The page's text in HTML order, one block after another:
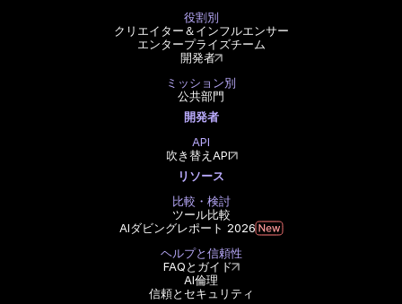
役割別
クリエイター＆インフルエンサー
エンタープライズチーム
開発者
ミッション別
公共部門
開発者
API
吹き替えAPI
リソース
比較・検討
ツール比較
AIダビングレポート 2026
ヘルプと信頼性
FAQとガイド
AI倫理
信頼とセキュリティ